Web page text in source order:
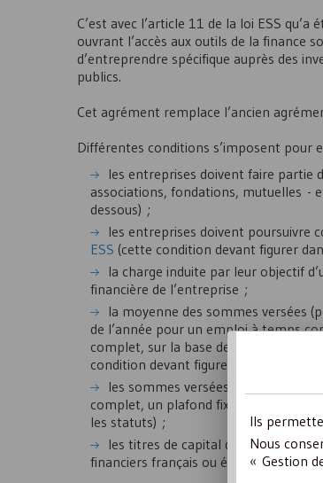
C’est avec l’article 11 de la loi ESS qu’a
ouvrant l’accès aux outils de la finance
d’entreprendre spécifique auprès des
publics.
Cet agrément remplace l’ancien
Différentes conditions s’imposent pour
les entreprises doivent faire partie
associations, fondations, mutuelles -
dessous) ;
les entreprises doivent poursuivre
ESS (cette condition devant figurer
la charge induite par leur objectif
financière de l’entreprise ;
la moyenne des sommes versées
de l’année pour un emploi à temps
complet, sur la base de la durée
condition devant figurer dans les
les sommes versées au salarié ou
complet, un plafond fixé à dix fois la
les statuts) ;
les titres de capital de
financiers français ou étranger.
Ils
Nous
« Gestion